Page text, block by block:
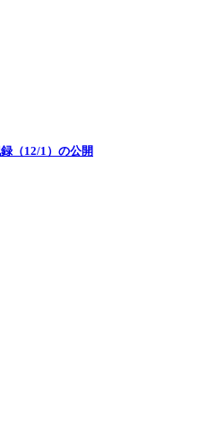
（12/1）の公開